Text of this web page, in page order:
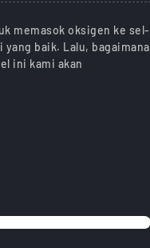
memasok oksigen ke sel-
baik. Lalu, bagaimana
ini kami akan